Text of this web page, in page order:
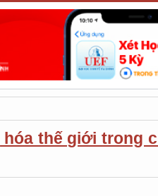
hóa thế giới trong